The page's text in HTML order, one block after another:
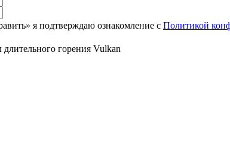
я подтверждаю ознакомление с Политикой